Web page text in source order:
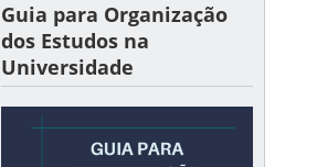
Guia para Organização
dos Estudos na
Universidade